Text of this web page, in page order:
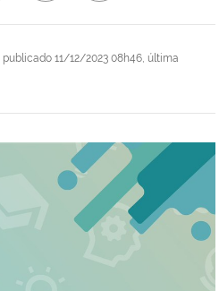
publicado 11/12/2023 08h46, última